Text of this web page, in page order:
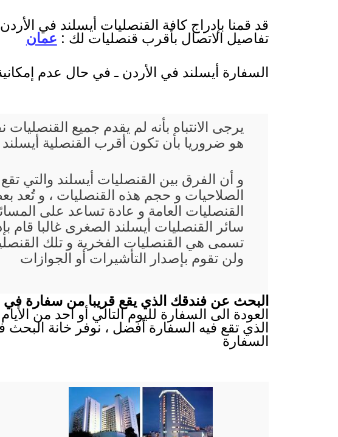
قد قمنا بإدراج كافة القنصليات أيسلند في
تفاصيل الاتصال بأقرب قنصليات لك : عمان
السفارة أيسلند في الأردن ـ في حال عدم
يرجى الانتباه بأنه لم يقدم جميع
هو ضروريا بأن تكون أقرب القنصلية أيسلند
و أن الفرق بين القنصليات أيسلند والتي
الصلاحيات و حجم هذه القنصليات ، و تُعد
القنصليات العامة و عادة تساعد على
سائر القنصليات أيسلند الصغرى غالبا قام
تسمى هي القنصليات الفخرية و تلك
ولن تقوم بإصدار التأشيرات أو الجوازات
البحث عن فندقك الذي يقع قريبا من سفارة في
العودة الى السفارة لليوم التالي أو احد من
الذي تقع فيه السفارة أفضل ، نوفر خانة
السفارة